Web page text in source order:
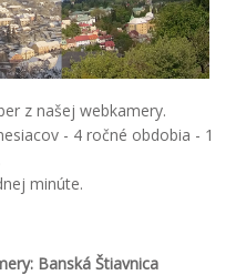
z našej webkamery.
- 4 ročné obdobia - 1
minúte.
Banská Štiavnica